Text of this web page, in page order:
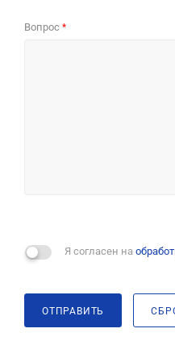
Вопрос *
Я согласен на
ОТПРАВИТЬ